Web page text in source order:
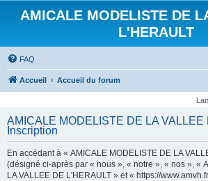
AMICALE MODELISTE DE
L'HERAULT
FAQ
Accueil Accueil du forum
AMICALE MODELISTE DE LA VALLEE
Inscription
En accédant à « AMICALE MODELISTE DE LA
(désigné ci-après par « nous », « notre », « nos », «
LA VALLEE DE L'HERAULT » et « https://